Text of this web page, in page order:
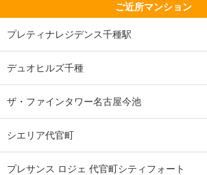
ご近所マンション
プレティナレジデンス千種駅
デュオヒルズ千種
ザ・ファインタワー名古屋今池
シエリア代官町
プレサンス ロジェ 代官町シティフォート